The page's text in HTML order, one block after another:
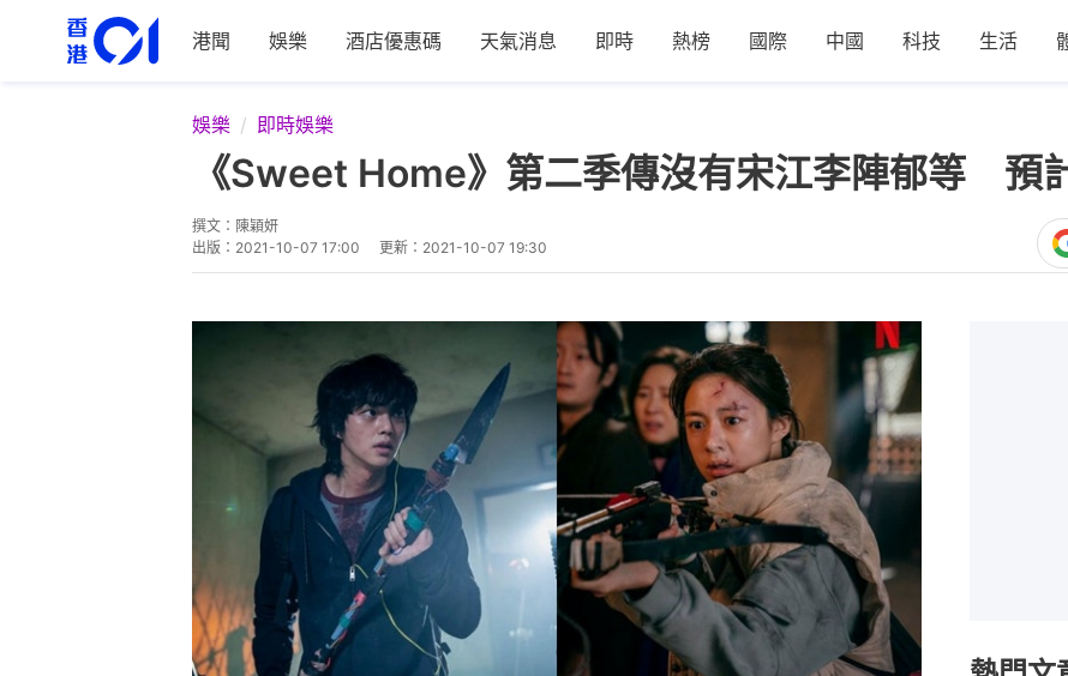
港聞 娛樂 酒店優惠碼 天氣消息 即時 熱榜 國際 中國 科技 生活
娛樂 即時娛樂
《Sweet Home》第二季傳沒有宋江李陣郁等 預
撰文： 陳穎妍
出版： 2021-10-07 17:00 更新： 2021-10-07 19:30